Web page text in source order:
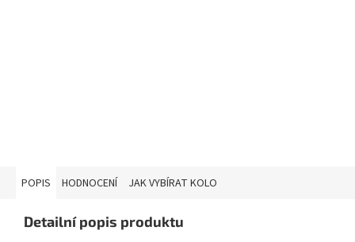
POPIS HODNOCENÍ JAK VYBÍRAT KOLO
Detailní popis produktu